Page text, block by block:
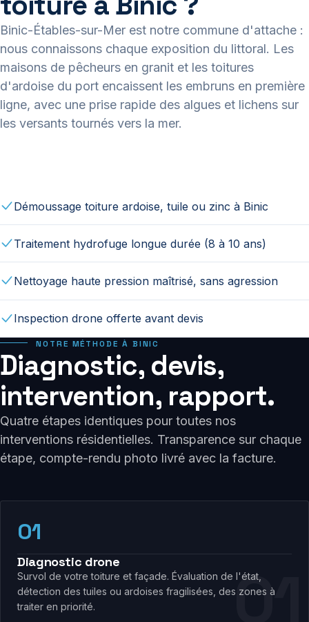
Binic-Étables-sur-Mer est notre commune d'attache :
nous connaissons chaque exposition du littoral. Les
maisons de pêcheurs en granit et les toitures
d'ardoise du port encaissent les embruns en première
ligne, avec une prise rapide des algues et lichens sur
les versants tournés vers la mer.
Démoussage toiture ardoise, tuile ou zinc à Binic
Traitement hydrofuge longue durée (8 à 10 ans)
Nettoyage haute pression maîtrisé, sans agression
Inspection drone offerte avant devis
NOTRE MÉTHODE À BINIC
Diagnostic, devis,
intervention, rapport.
Quatre étapes identiques pour toutes nos
interventions résidentielles. Transparence sur chaque
étape, compte-rendu photo livré avec la facture.
01
Diagnostic drone
Survol de votre toiture et façade. Évaluation de l'état,
détection des tuiles ou ardoises fragilisées, des zones à
traiter en priorité.